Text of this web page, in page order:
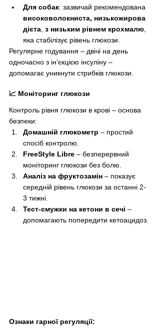
Для собак: зазвичай рекомендована
високоволокниста, низькожирова
дієта, з низьким рівнем крохмалю,
яка стабілізує рівень глюкози.
Регулярне годування – двічі на день
одночасно з ін’єкцією інсуліну –
допомагає уникнути стрибків глюкози.
📈 Моніторинг глюкози
Контроль рівня глюкози в крові – основа
безпеки:
Домашній глюкометр – простий
спосіб контролю.
FreeStyle Libre – безперервний
моніторинг глюкози без болю.
Аналіз на фруктозамін – показує
середній рівень глюкози за останні 2-
3 тижні.
Тест-смужки на кетони в сечі –
допомагають попередити кетоацидоз.
Ознаки гарної регуляції: